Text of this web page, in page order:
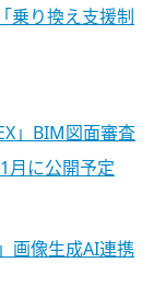
乗り換え支援制
」BIM図面審査
月に公開予定
画像生成AI連携